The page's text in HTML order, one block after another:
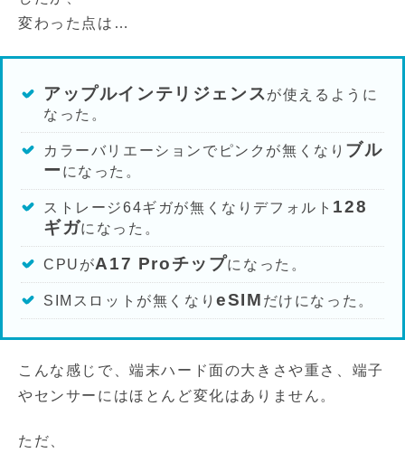
変わった点は…
アップルインテリジェンス が使えるように
なった。
カラーバリエーションでピンクが無くなり ブル
ー になった。
ストレージ64ギガが無くなりデフォルト 128
ギガになった。
CPUがA17 Proチップになった。
SIMスロットが無くなりeSIM だけになった。
こんな感じで、端末ハード面の大きさや重さ、端子
やセンサーにはほとんど変化はありません。
ただ、